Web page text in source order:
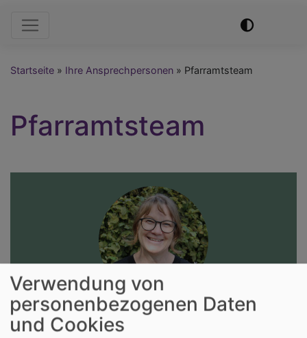
Hauptnavigation
Startseite Ihre Ansprechpersonen Pfarramtsteam
Pfarramtsteam
Bildrechte Sabine Czarnetzki
Sabine Czarnetzki
Verwendung von
personenbezogenen Daten
und Cookies